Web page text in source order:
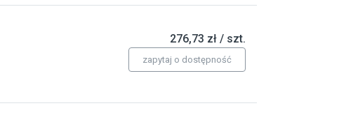
276,73 zł / szt.
zapytaj o dostępność